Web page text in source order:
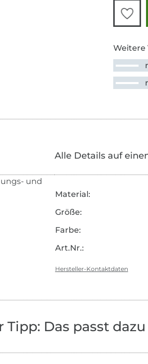
Weitere
und
Alle Details auf
Material:
Größe:
Farbe:
Art.Nr.:
Hersteller-Kontaktdaten
Tipp: Das passt dazu